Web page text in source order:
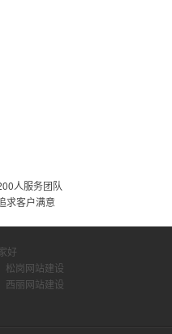
人服务团队
求客户满意
好
松岗网站建设
西丽网站建设